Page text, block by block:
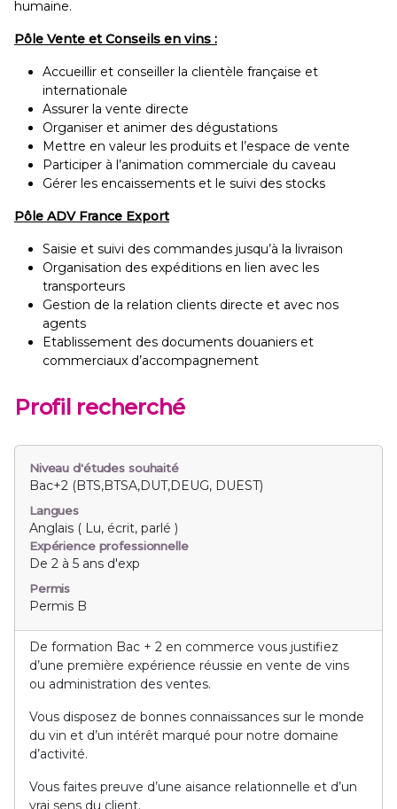
humaine.
Pôle Vente et Conseils en vins :
Accueillir et conseiller la clientèle française et
internationale
Assurer la vente directe
Organiser et animer des dégustations
Mettre en valeur les produits et l’espace de vente
Participer à l’animation commerciale du caveau
Gérer les encaissements et le suivi des stocks
Pôle ADV France Export
Saisie et suivi des commandes jusqu’à la livraison
Organisation des expéditions en lien avec les
transporteurs
Gestion de la relation clients directe et avec nos
agents
Etablissement des documents douaniers et
commerciaux d’accompagnement
Profil recherché
Niveau d'études souhaité
Bac+2 (BTS,BTSA,DUT,DEUG, DUEST)
Langues
Anglais ( Lu, écrit, parlé )
Expérience professionnelle
De 2 à 5 ans d'exp
Permis
Permis B
De formation Bac + 2 en commerce vous justifiez
d’une première expérience réussie en vente de vins
ou administration des ventes.
Vous disposez de bonnes connaissances sur le monde
du vin et d’un intérêt marqué pour notre domaine
d’activité.
Vous faites preuve d’une aisance relationnelle et d’un
vrai sens du client.